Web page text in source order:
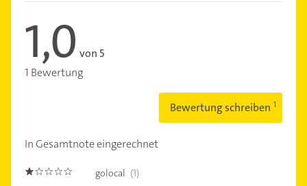
1,0 von 5
1 Bewertung
Bewertung schreiben
In Gesamtnote eingerechnet
1.0 golocal (1)